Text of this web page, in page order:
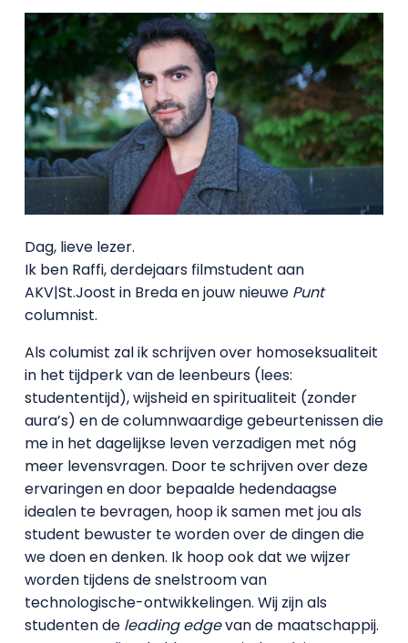
Dag, lieve lezer.
Ik ben Raffi, derdejaars filmstudent aan
AKV|St.Joost in Breda en jouw nieuwe Punt
columnist.
Als columist zal ik schrijven over homoseksualiteit
in het tijdperk van de leenbeurs (lees:
studententijd), wijsheid en spiritualiteit (zonder
aura’s) en de columnwaardige gebeurtenissen die
me in het dagelijkse leven verzadigen met nóg
meer levensvragen. Door te schrijven over deze
ervaringen en door bepaalde hedendaagse
idealen te bevragen, hoop ik samen met jou als
student bewuster te worden over de dingen die
we doen en denken. Ik hoop ook dat we wijzer
worden tijdens de snelstroom van
technologische-ontwikkelingen. Wij zijn als
studenten de leading edgevan de maatschappij.